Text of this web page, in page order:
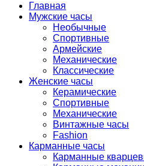
Главная
Мужские часы
Необычные
Спортивные
Армейские
Механические
Классические
Женские часы
Керамические
Спортивные
Механические
Винтажные часы
Fashion
Карманные часы
Карманные